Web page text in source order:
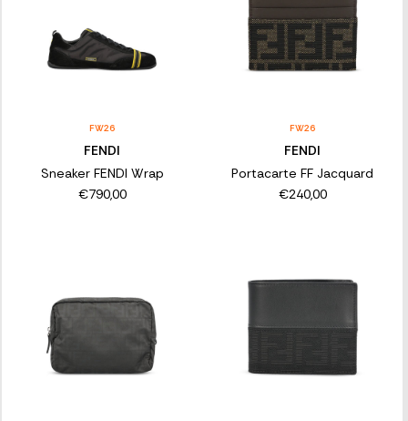
FW26
FENDI
Sneaker FENDI Wrap
€790,00
FW26
FENDI
Portacarte FF Jacquard
€240,00